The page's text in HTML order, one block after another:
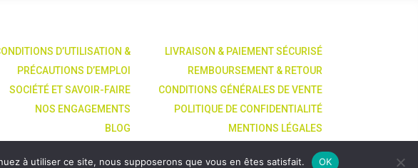
D’UTILISATION &
PRÉCAUTIONS D’EMPLOI
SOCIÉTÉ ET SAVOIR-FAIRE
NOS ENGAGEMENTS
BLOG
LIVRAISON & PAIEMENT SÉCURISÉ
REMBOURSEMENT & RETOUR
CONDITIONS GÉNÉRALES DE VENTE
POLITIQUE DE CONFIDENTIALITÉ
MENTIONS LÉGALES
Création Coclidée
à utiliser ce site, nous supposerons que vous en êtes satisfait. OK